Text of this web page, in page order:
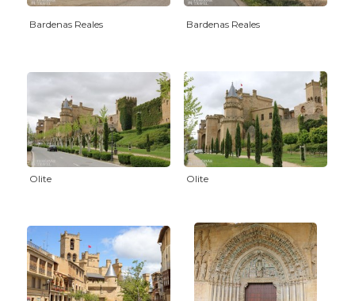
Bardenas Reales Bardenas Reales
Olite Olite